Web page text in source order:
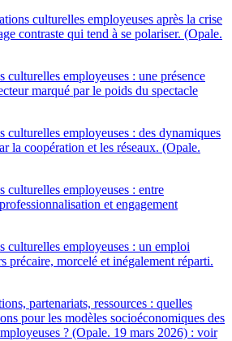
culturelles employeuses après la crise
contraste qui tend à se polariser. (Opale.
employeuses : une présence
marqué par le poids du spectacle
employeuses : des dynamiques
la coopération et les réseaux. (Opale.
employeuses : entre
et engagement
employeuses : un emploi
précaire, morcelé et inégalement réparti.
partenariats, ressources : quelles
pour les modèles socioéconomiques des
? (Opale. 19 mars 2026) : voir